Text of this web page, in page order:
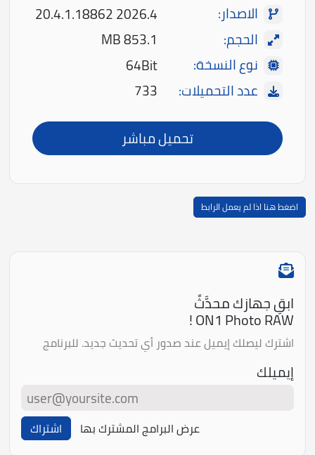
الاصدار:
2026.4 20.4.1.18862
الحجم:
853.1 MB
نوع النسخة:
64Bit
عدد التحميلات:
733
تحميل مباشر
اضغط هنا اذا لم يعمل الرابط
ابقِ جهازك محدَّثً
ON1 Photo RAW !
اشترك ليصلك إيميل عند صدور أي تحديث جديد. للبرنامج
إيميلك
عرض البرامج المشترك بها اشتراك